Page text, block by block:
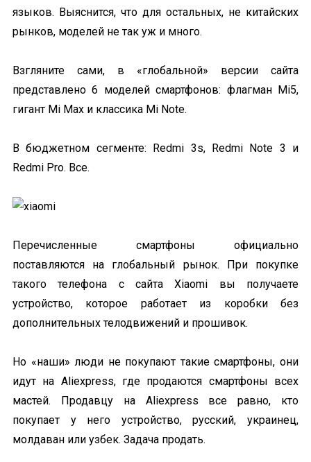
языков. Выяснится, что для остальных, не китайских
рынков, моделей не так уж и много.
Взгляните сами, в «глобальной» версии сайта
представлено 6 моделей смартфонов: флагман Mi5,
гигант Mi Max и классика Mi Note.
В бюджетном сегменте: Redmi 3s, Redmi Note 3 и
Redmi Pro. Все.
Перечисленные смартфоны официально
поставляются на глобальный рынок. При покупке
такого телефона с сайта Xiaomi вы получаете
устройство, которое работает из коробки без
дополнительных телодвижений и прошивок.
Но «наши» люди не покупают такие смартфоны, они
идут на Aliexpress, где продаются смартфоны всех
мастей. Продавцу на Aliexpress все равно, кто
покупает у него устройство, русский, украинец,
молдаван или узбек. Задача продать.